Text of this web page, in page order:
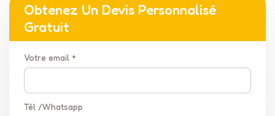
Obtenez Un Devis Personnalisé
Gratuit
Votre email *
Tél /Whatsapp